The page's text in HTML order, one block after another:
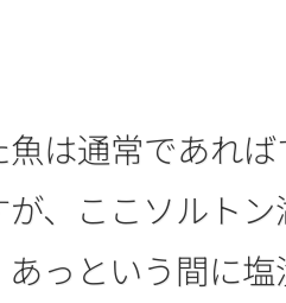
は通常であれ
が、ここソルト
っという間に